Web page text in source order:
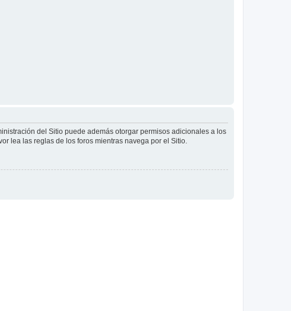
del Sitio puede además otorgar permisos adicionales a los
lea las reglas de los foros mientras navega por el Sitio.